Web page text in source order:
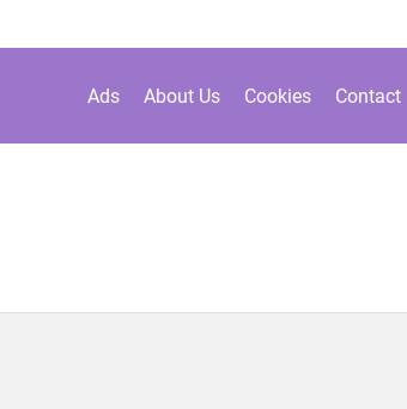
Ads About Us Cookies Contact